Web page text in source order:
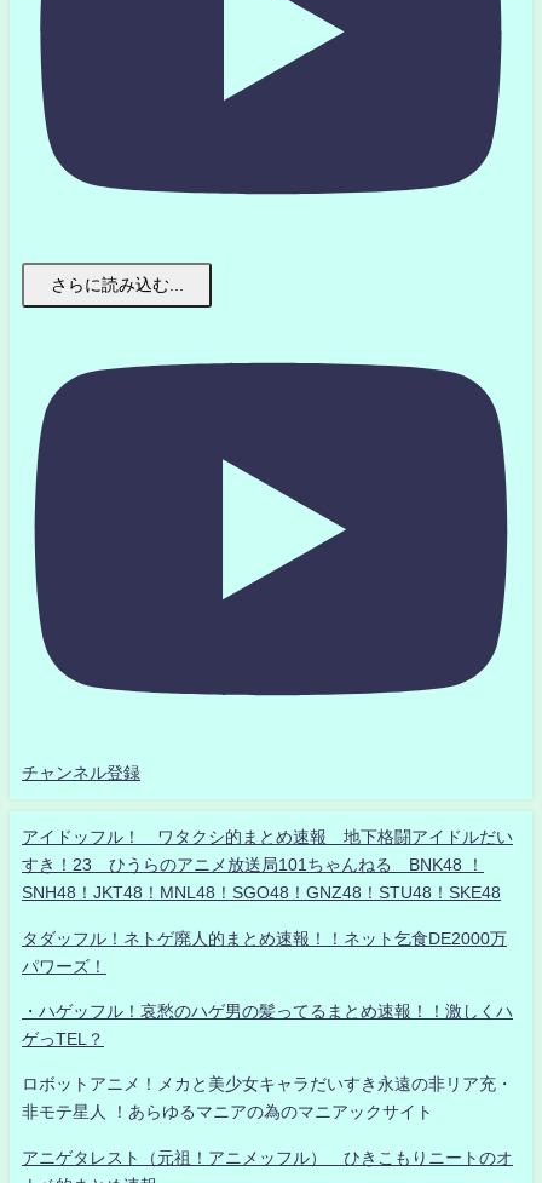
さらに読み込む...
チャンネル登録
アイドッフル！ ワタクシ的まとめ速報 地下格闘アイドルだい
すき！23 ひうらのアニメ放送局101ちゃんねる BNK48 ！
SNH48！JKT48！MNL48！SGO48！GNZ48！STU48！SKE48
タダッフル！ネトゲ廃人的まとめ速報！！ネット乞食DE2000万
パワーズ！
・ハゲッフル！哀愁のハゲ男の髪ってるまとめ速報！！激しくハ
ゲっTEL？
ロボットアニメ！メカと美少女キャラだいすき永遠の非リア充・
非モテ星人 ！あらゆるマニアの為のマニアックサイト
アニゲタレスト（元祖！アニメッフル） ひきこもりニートのオ